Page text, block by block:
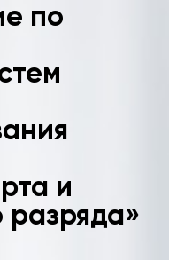
по
и
разряда»